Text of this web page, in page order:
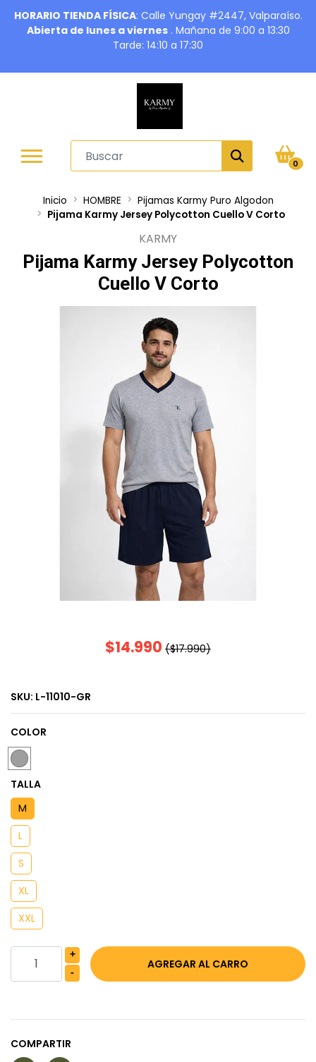
HORARIO TIENDA FÍSICA: Calle Yungay #2447, Valparaíso.
Abierta de lunes a viernes. Mañana de 9:00 a 13:30
Tarde: 14:10 a 17:30
0
Inicio HOMBRE
Pijamas Karmy Puro Algodon
Pijama Karmy Jersey Polycotton Cuello V Corto
KARMY
Pijama Karmy Jersey Polycotton
Cuello V Corto
$14.990 ($17.990)
SKU: L-11010-GR
COLOR
TALLA
M
L
S
XL
XXL
+
-
COMPARTIR